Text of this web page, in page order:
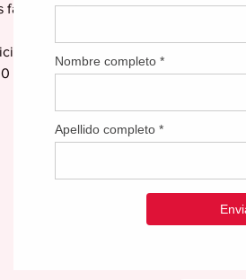
familias”, afirmó.
del nuevo Centro Cidreño de la
p.m.